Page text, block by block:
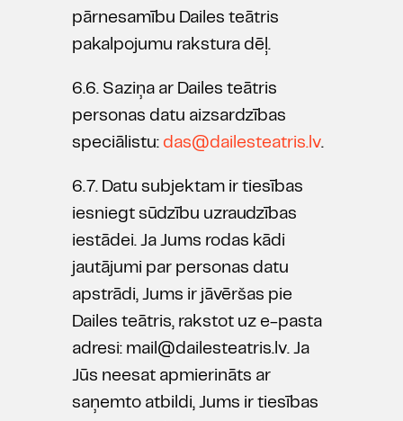
pārnesamību Dailes teātris
pakalpojumu rakstura dēļ.
6.6. Saziņa ar Dailes teātris
personas datu aizsardzības
speciālistu: das@dailesteatris.lv.
6.7. Datu subjektam ir tiesības
iesniegt sūdzību uzraudzības
iestādei. Ja Jums rodas kādi
jautājumi par personas datu
apstrādi, Jums ir jāvēršas pie
Dailes teātris, rakstot uz e-pasta
adresi: mail@dailesteatris.lv. Ja
Jūs neesat apmierināts ar
saņemto atbildi, Jums ir tiesības